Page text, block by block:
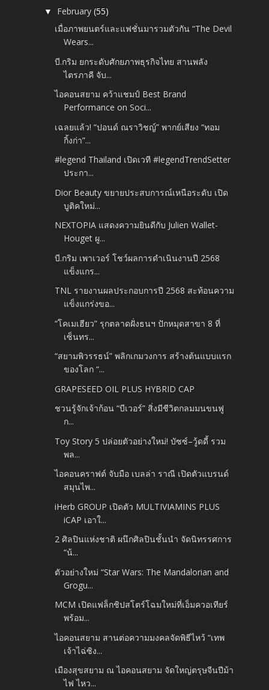
▼ February(55)
เมื่อภาพยนตร์และแฟชั่นมารวมตัวกัน “The Devil
Wears...
บี.กริม ยกระดับศักยภาพธุรกิจไทย สานพลัง
ไตรภาคี จับ...
ไอคอนสยาม คว้าแชมป์ Best Brand
Performance on Soci...
เฉลยแล้ว! “ปอนด์ ณราวิชญ์” พากย์เสียง “ทอม
กิ้งก่า”...
#legend Thailand เปิดเวที #legendTrendSetter
ประกา...
Dior Beauty ขยายประสบการณ์เหนือระดับ เปิด
บูติคใหม่...
NEXTOPIA แสดงความยินดีกับ Julien Wallet-
Houget ผู...
บี.กริม เพาเวอร์ โชว์ผลการดำเนินงานปี 2568
แข็งแกร...
TNL รายงานผลประกอบการปี 2568 สะท้อนความ
แข็งแกร่งขอ...
“โคเมเฮียว” รุกตลาดฝั่งธนฯ ปักหมุดสาขา 8 ที่
เซ็นทร...
“สยามพิวรรธน์” พลิกเกมวงการ สร้างต้นแบบแรก
ของโลก “...
GRAPESEED OIL PLUS HYBRID CAP
ชวนรู้จักเจ้าก้อน “บีเวอร์” สิ่งมีชีวิตกลมมนขนฟู
ก...
Toy Story 5 ปล่อยตัวอย่างใหม่! บัซซ์–วู้ดดี้ รวม
พล...
ไอคอนคราฟต์ จับมือ เบลล่า ราณี เปิดตัวแบรนด์
สมุนไพ...
iHerb GROUP เปิดตัว MULTIVIAMINS PLUS
iCAP เอาใ...
2 ศิลปินแห่งชาติ ผนึกศิลปินชั้นนำ จัดนิทรรศการ
“น้...
ตัวอย่างใหม่ “Star Wars: The Mandalorian and
Grogu...
MCM เปิดแฟล็กชิปสโตร์โฉมใหม่ที่เอ็มควอเทียร์
พร้อม...
ไอคอนสยาม สานต่อความมงคลจัดพิธีไหว้ “เทพ
เจ้าไฉ่ซิง...
เมืองสุขสยาม ณ ไอคอนสยาม จัดใหญ่ตรุษจีนปีม้า
ไฟ ไหว...